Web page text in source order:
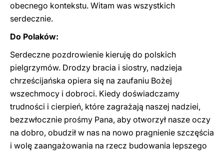
obecnego kontekstu. Witam was wszystkich
serdecznie.
Do Polaków:
Serdeczne pozdrowienie kieruję do polskich
pielgrzymów. Drodzy bracia i siostry, nadzieja
chrześcijańska opiera się na zaufaniu Bożej
wszechmocy i dobroci. Kiedy doświadczamy
trudności i cierpień, które zagrażają naszej nadziei,
bezzwłocznie prośmy Pana, aby otworzył nasze oczy
na dobro, obudził w nas na nowo pragnienie szczęścia
i wolę zaangażowania na rzecz budowania lepszego